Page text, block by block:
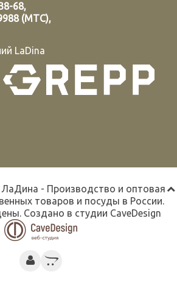
68,
(МТС),
LaDina
- Производство и оптовая
товаров и посуды в России.
Создано в студии CaveDesign